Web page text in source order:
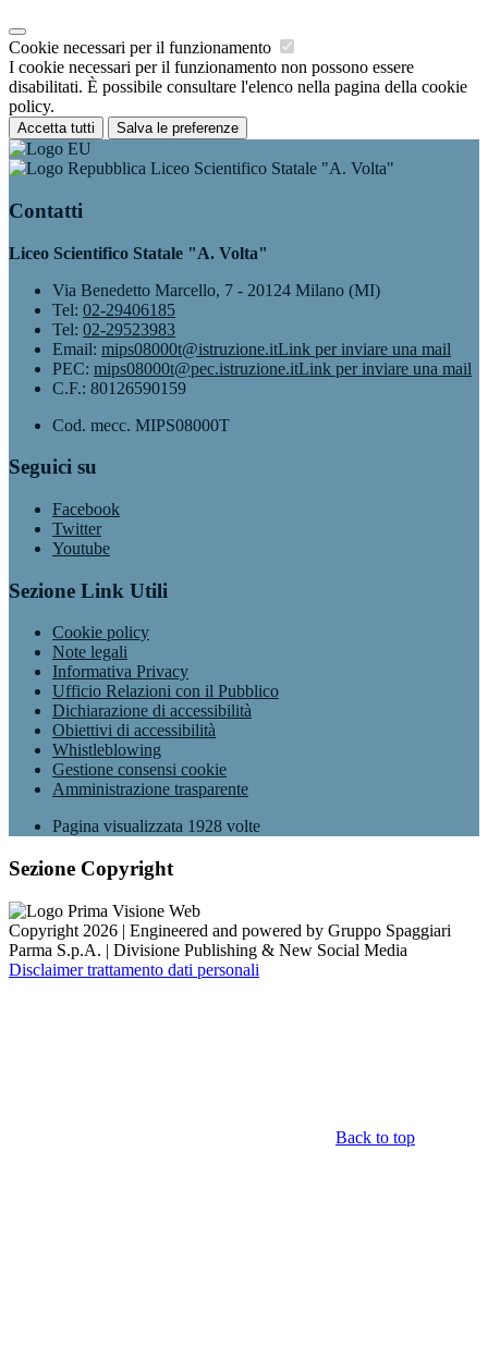
Cookie necessari per il funzionamento
I cookie necessari per il funzionamento non possono essere
disabilitati. È possibile consultare l'elenco nella pagina della cookie
policy.
Accetta tutti Salva le preferenze
Liceo Scientifico Statale "A. Volta"
Contatti
Liceo Scientifico Statale "A. Volta"
Via Benedetto Marcello, 7 - 20124 Milano (MI)
Tel: 02-29406185
Tel: 02-29523983
Email: mips08000t@istruzione.itLink per inviare una mail
PEC: mips08000t@pec.istruzione.itLink per inviare una mail
C.F.: 80126590159
Cod. mecc. MIPS08000T
Seguici su
Facebook
Twitter
Youtube
Sezione Link Utili
Cookie policy
Note legali
Informativa Privacy
Ufficio Relazioni con il Pubblico
Dichiarazione di accessibilità
Obiettivi di accessibilità
Whistleblowing
Gestione consensi cookie
Amministrazione trasparente
Pagina visualizzata 1928 volte
Sezione Copyright
Copyright 2026 | Engineered and powered by Gruppo Spaggiari
Parma S.p.A. | Divisione Publishing & New Social Media
Disclaimer trattamento dati personali
Back to top